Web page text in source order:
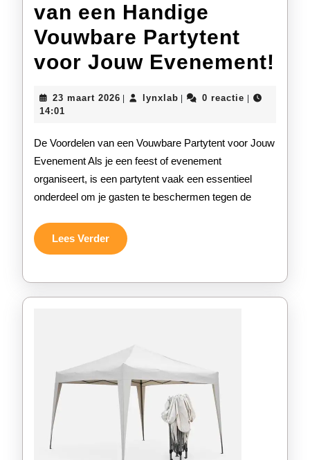
van een Handige
Vouwbare Partytent
voor Jouw Evenement!
23 maart 2026 23
lynxlablynxlab0 reactie
14:01
De Voordelen van een Vouwbare Partytent voor Jouw
Evenement Als je een feest of evenement
organiseert, is een partytent vaak een essentieel
onderdeel om je gasten te beschermen tegen de
Lees VerderLees
Verder